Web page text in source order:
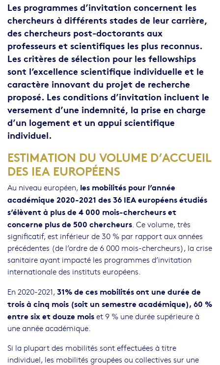
Les programmes d’invitation concernent les
chercheurs à différents stades de leur carrière,
des chercheurs post-doctorants aux
professeurs et scientifiques les plus reconnus.
Les critères de sélection pour les fellowships
sont l’excellence scientifique individuelle et le
caractère innovant du projet de recherche
proposé. Les conditions d’invitation incluent le
versement d’une indemnité, la prise en charge
d’un logement et un appui scientifique
individuel.
Body
ESTIMATION DU VOLUME D’ACCUEIL
DES IEA EUROPÉENS
Au niveau européen, les mobilités pour l’année
académique 2020-2021 des 36 IEA européens étudiés
s’élèvent à plus de 4 000 mois-chercheurs et
concerne plus de 500 chercheurs . Ce volume, très
significatif, est inférieur de 30 % par rapport aux années
précédentes (de l’ordre de 6 000 mois-chercheurs), la crise
sanitaire ayant impacté les programmes d’invitation
internationale des instituts européens.
En 2020-2021, 31% de ces mobilités ont une durée de
trois à cinq mois (soit un semestre académique), 60 %
entre six et douze moiset 9 % une durée supérieure à
une année académique.
Si la plupart des mobilités sont effectuées à titre
individuel, les mobilités groupées ou collectives sur une